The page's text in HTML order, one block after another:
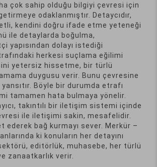
çok sahip olduğu bilgiyi çevresi için
odaklanmıştır. Detaycıdır,
kendini doğru ifade etme yeteneği
ile detaylarda boğulma,
yapısından dolayı istediği
herkesi suçlama eğilimi
yetersiz hissetme, bir türlü
duygusu verir. Bunu çevresine
Böyle bir durumda etrafı
tamamen hata bulmaya yönelir.
takıntılı bir iletişim sistemi içinde
ile iletişimi sakin, mesafelidir.
ederek bağ kurmayı sever. Merkür –
ki konuların her detayını
editörlük, muhasebe, her türlü
zanaatkarlık verir.